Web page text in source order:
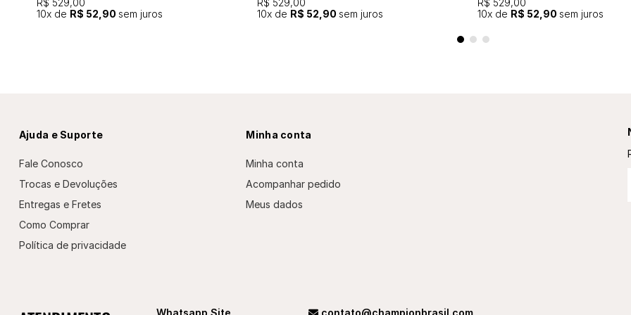
10x de R$ 52,90 sem juros
10x de R$ 52,90 sem juros
10x de R$ 52,90 sem juros
Ajuda e Suporte
Fale Conosco
Trocas e Devoluções
Entregas e Fretes
Como Comprar
Política de privacidade
Minha conta
Minha conta
Acompanhar pedido
Meus dados
Whatsapp Site contato@championbrasil.com